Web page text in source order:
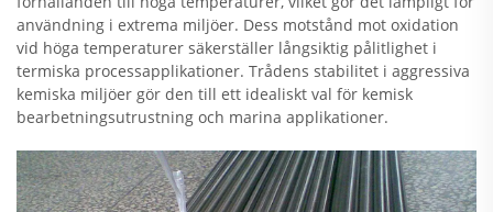
användning i extrema miljöer. Dess motstånd mot oxidation
vid höga temperaturer säkerställer långsiktig pålitlighet i
termiska processapplikationer. Trådens stabilitet i aggressiva
kemiska miljöer gör den till ett idealiskt val för kemisk
bearbetningsutrustning och marina applikationer.